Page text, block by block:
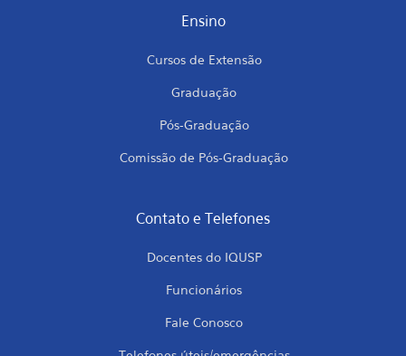
Ensino
Cursos de Extensão
Graduação
Pós-Graduação
Comissão de Pós-Graduação
Contato e Telefones
Docentes do IQUSP
Funcionários
Fale Conosco